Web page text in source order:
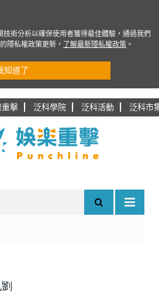
重擊 泛科學院 泛科活動 泛科市
術分析以確保使用者獲得最佳體驗，通過我們
隱私權政策更新，
了解最新隱私權政策 。
知道了